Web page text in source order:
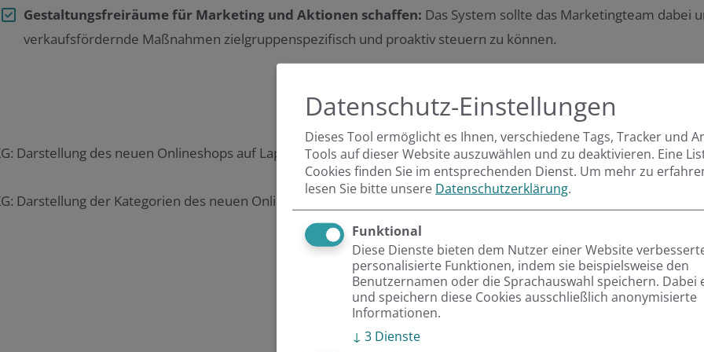
Gestaltungsfreiräume für Marketing und Aktionen schaffen: Das System sollte das Marketingteam dabei
verkaufsfördernde Maßnahmen zielgruppenspezifisch und proaktiv steuern zu können.
Das Projekt startete mit
neuen
wurden die
Es zeigte sich schnell,
komplex waren – über
Einzelaufgaben vom
Lösungen gefunden, um
Gesamtsystem
Datenschutz-Einstellungen
Dieses Tool ermöglicht es Ihnen, verschiedene Tags, Tracker und
Tools auf dieser Website auszuwählen und zu deaktivieren. Eine
Cookies finden Sie im entsprechenden Dienst. Um mehr zu
lesen Sie bitte unsere Datenschutzerklärung.
Funktional
Diese Dienste bieten dem Nutzer einer Website
personalisierte Funktionen, indem sie beispielsweise den
Benutzernamen oder die Sprachauswahl speichern. Dabei
und speichern diese Cookies ausschließlich anonymisierte
Informationen.
↓ 3 Dienste